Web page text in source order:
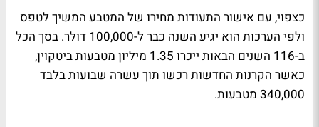
כצפוי, עם אישור התעודות מחירו של המטבע המשיך לטפס
ולפי הערכות הוא יגיע השנה כבר ל-100,000 דולר. בסך הכל
ב-116 השנים הבאות ייכרו 1.35 מיליון מטבעות ביטקוין,
כאשר הקרנות החדשות רכשו תוך עשרה שבועות בלבד
340,000 מטבעות.